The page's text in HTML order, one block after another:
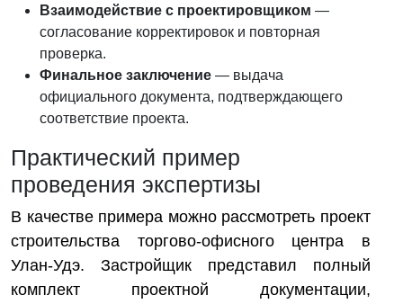
Взаимодействие с проектировщиком —
согласование корректировок и повторная
проверка.
Финальное заключение — выдача
официального документа, подтверждающего
соответствие проекта.
Практический пример
проведения экспертизы
В качестве примера можно рассмотреть проект
строительства торгово-офисного центра в
Улан-Удэ. Застройщик представил полный
комплект проектной документации,